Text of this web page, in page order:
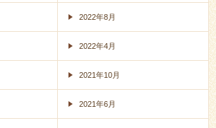
2022年8月
2022年4月
2021年10月
2021年6月